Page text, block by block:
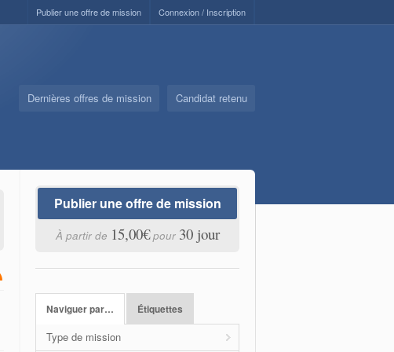
Connexion / Inscription
Publier une offre de mission
Dernières offres de mission Candidat retenu
Publier une offre de mission
À partir de 15,00€pour 30 jour
Naviguer par… Étiquettes
Type de mission